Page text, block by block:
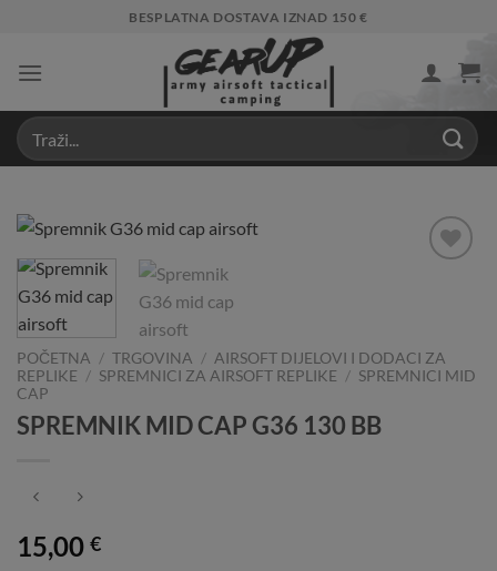
content
BESPLATNA DOSTAVA IZNAD 150 €
POČETNA / TRGOVINA / AIRSOFT DIJELOVI I DODACI ZA
REPLIKE / SPREMNICI ZA AIRSOFT REPLIKE / SPREMNICI MID
CAP
SPREMNIK MID CAP G36 130 BB
15,00 €